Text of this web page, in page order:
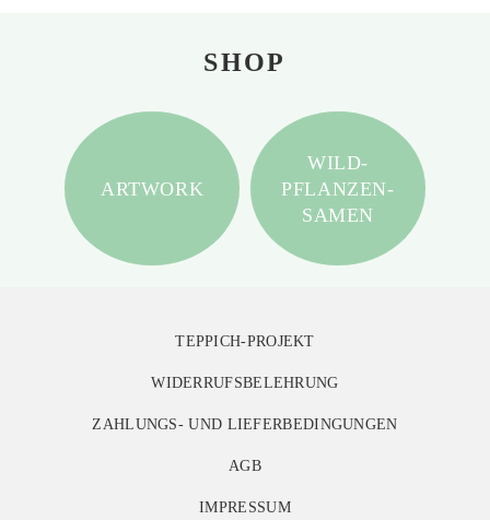
SHOP
ARTWORK
WILD-
PFLANZEN-
SAMEN
TEPPICH-PROJEKT
WIDERRUFSBELEHRUNG
ZAHLUNGS- UND LIEFERBEDINGUNGEN
AGB
IMPRESSUM